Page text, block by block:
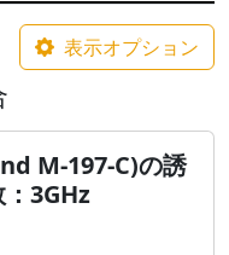
表示オプション
M-197-C)の誘
3GHz